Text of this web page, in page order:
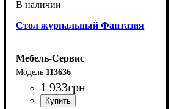
Cтол журнальный Фантазия
Мебель-Сервис
113636
1 933грн